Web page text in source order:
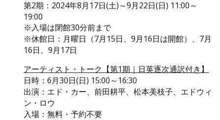
第2期：2024年8月17日(土)～9月22日(日) 11:00～
19:00
※入場は閉館30分前まで
※休館日：月曜日（7月15日、9月16日は開館）、7月
16日、9月17日
アーティスト・トーク【第1期｜日英逐次通訳付き】
日時：6月30日(日) 15:00～16:30
出演：エド・カー、前田耕平、松本美枝子、エドウィ
ン・ロウ
入場：無料・予約不要